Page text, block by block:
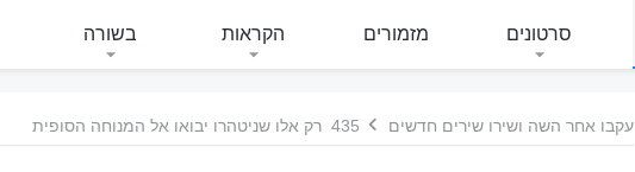
סרטונים מזמורים הקראות בשורה
עקבו אחר השה ושירו שירים חדשים 435 רק אלו שניטהרו יבואו אל המנוחה הסופית